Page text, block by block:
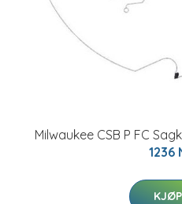
Milwaukee CSB P FC
1236